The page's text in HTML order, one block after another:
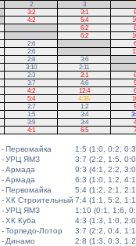
2 3
3:2 3:1
4:2 5:4
6:2
6:2
2:6
2:6
2:8 3:6
3:10 2:11
2:3 2:1
3:7 4:6
4:2 12:4
5:4 4:3Б
2:7 1:2
1:5 3:4
3:9 3:4
4:1 6:5
-Первомайка
1:5 (1:0, 0:2,
-УРЦ ЯМЗ
3:7 (2:2, 1:5,
-Армада
9:3 (4:1, 2:2,
-Армада
6:3 (1:0, 1:2,
-Первомайка
5:4 (1:2, 2:1,
-ХК Строительный 7:4 (1:1, 5:2,
-УРЦ ЯМЗ
1:10 (0:1, 1:6,
-ХК Куба
4:3 (1:3, 1:0,
-Торпедо-Лотор
3:7 (2:2, 0:4,
- Динамо
2:8 (1:3, 0:3,